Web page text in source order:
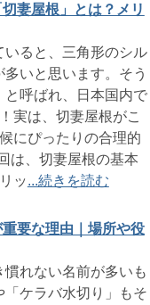
妻屋根」とは？メリ
ると、三角形のシル
いと思います。そう
と呼ばれ、日本国内で
実は、切妻屋根がこ
にぴったりの合理的
は、切妻屋根の基本
ッ...続きを読む
要な理由｜場所や役
れない名前が多いも
ケラバ水切り」もそ